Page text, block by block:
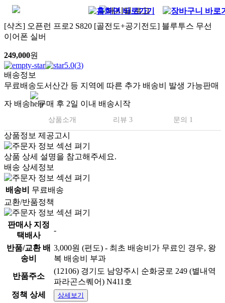
[샥즈] 오픈런 프로2 S820 [골전도+공기전도] 블루투스 무선
이어폰 실버
249,000원
5.0(3)
배송정보
무료배송도서산간 등 지역에 따른 추가 배송비 발생 가능판매
자 배송 구매 후 2일 이내 배송시작
상품소개 리뷰 3 문의 1
상품정보 제공고시
상품 상세 설명을 참고해주세요.
배송 상세정보
배송비
무료배송
교환/반품정책
판매사 지정
택배사
-
반품/교환 배
송비
3,000원 (편도) - 최초 배송비가 무료인 경우, 왕
복 배송비 부과
반품주소
(12106) 경기도 남양주시 순화궁로 249 (별내역
파라곤스퀘어) N411호
정책 상세
상세보기